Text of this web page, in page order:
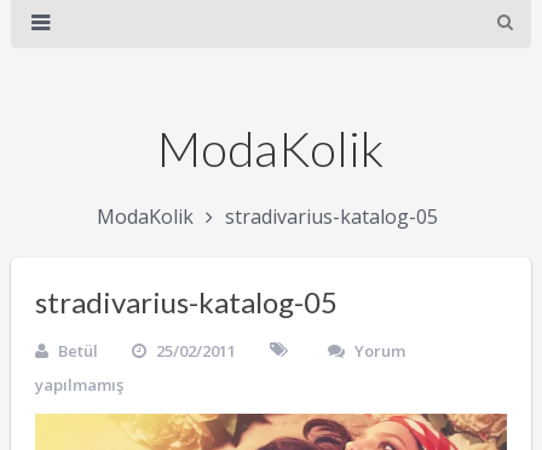
ModaKolik
ModaKolik stradivarius-katalog-05
stradivarius-katalog-05
Betül 25/02/2011
Yorum
yapılmamış